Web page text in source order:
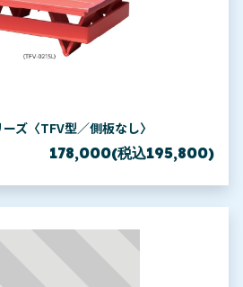
ズ〈TFV型／側板なし〉
178,000(税込195,800)